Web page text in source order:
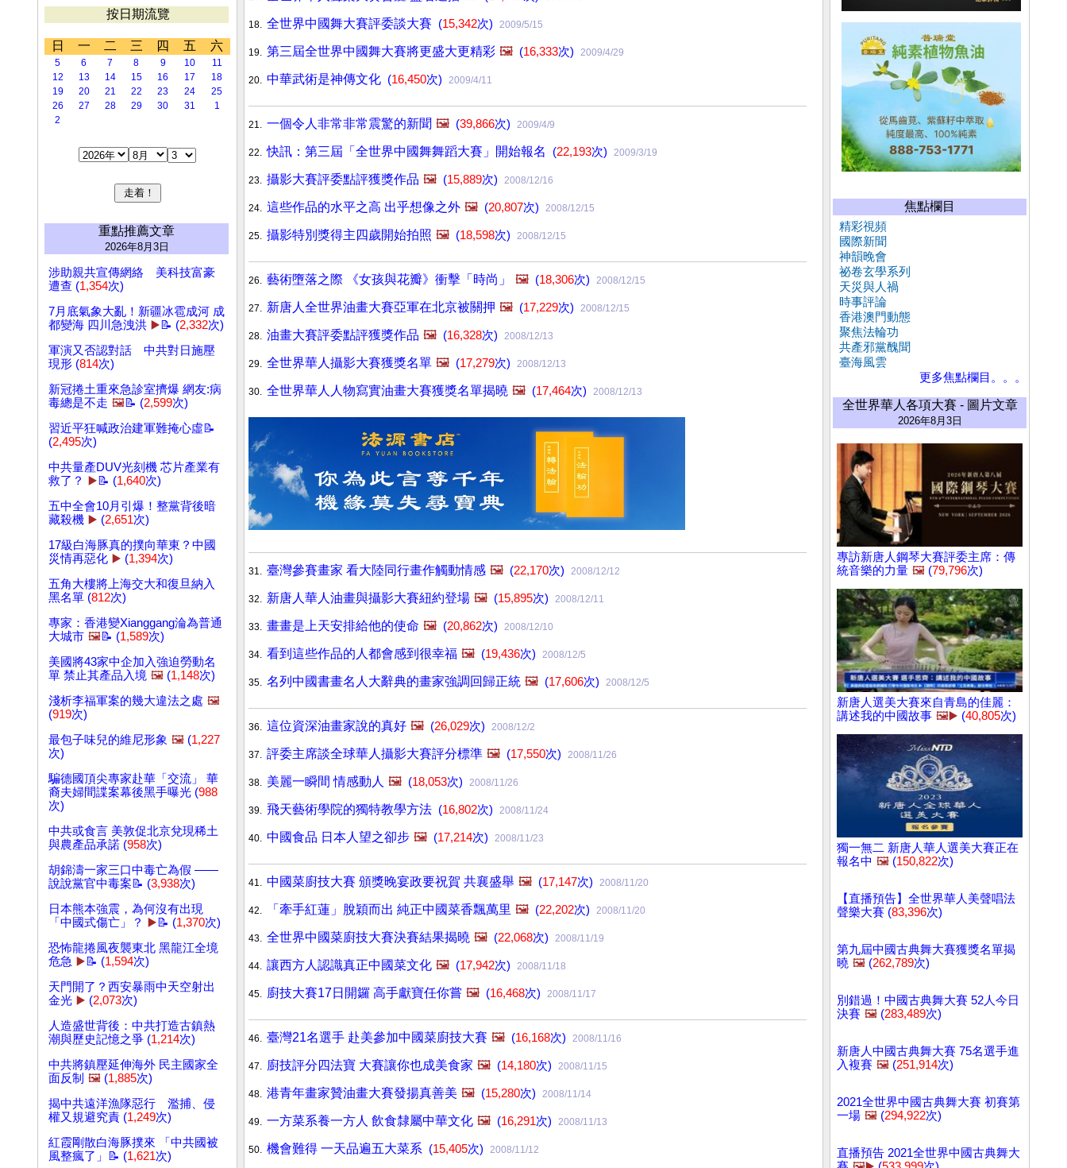
按日期流覽
日 一 二 三 四 五 六
5 6 7 8 9 10
11
12
13 14 15 16 17
18
19
20 21 22 23 24
25
26
27 28 29 30 31
1
2
重點推薦文章
2026年8月3日
涉助親共宣傳網絡 美科技富豪
遭查 (1,354次)
7月底氣象大亂！新疆冰雹成河 成
都變海 四川急洩洪 ▶️📝 (2,332次)
軍演又否認對話 中共對日施壓
現形 (814次)
新冠捲土重來急診室擠爆 網友:病
毒總是不走 🖼️📝 (2,599次)
習近平狂喊政治建軍難掩心虛📝
(2,495次)
中共量產DUV光刻機 芯片產業有
救了？
▶️📝 (1,640次)
五中全會10月引爆！整黨背後暗
藏殺機 ▶️ (2,651次)
17級白海豚真的撲向華東？中國
災情再惡化 ▶️ (1,394次)
五角大樓將上海交大和復旦納入
黑名單 (812次)
專家：香港變Xianggang淪為普通
大城市 🖼️📝 (1,589次)
美國將43家中企加入強迫勞動名
單 禁止其產品入境 🖼️ (1,148次)
淺析李福軍案的幾大違法之處 🖼️
(919次)
最包子味兒的維尼形象 🖼️ (1,227
次)
騙德國頂尖專家赴華「交流」 華
裔夫婦間諜案幕後黑手曝光 (988
次)
中共或食言 美敦促北京兌現稀土
與農產品承諾 (958次)
胡錦濤一家三口中毒亡為假 ——
說說黨官中毒案📝 (3,938次)
日本熊本強震，為何沒有出現
「中國式傷亡」？
▶️📝 (1,370次)
恐怖龍捲風夜襲東北 黑龍江全境
危急 ▶️📝 (1,594次)
天門開了？西安暴雨中天空射出
金光 ▶️ (2,073次)
人造盛世背後：中共打造古鎮熱
潮與歷史記憶之爭 (1,214次)
中共將鎮壓延伸海外 民主國家全
面反制 🖼️ (1,885次)
揭中共遠洋漁隊惡行 濫捕、侵
權又規避究責 (1,249次)
紅霞剛散白海豚撲來 「中共國被
風整瘋了」📝 (1,621次)
18. 全世界中國舞大賽評委談大賽 (15,342次) 2009/5/15
19. 第三屆全世界中國舞大賽將更盛大更精彩 🖼️ (16,333次) 2009/4/29
20. 中華武術是神傳文化 (16,450次) 2009/4/11
21. 一個令人非常非常震驚的新聞 🖼️ (39,866次) 2009/4/9
22.快訊：第三屆「全世界中國舞舞蹈大賽」開始報名 (22,193次) 2009/3/19
23. 攝影大賽評委點評獲獎作品 🖼️ (15,889次) 2008/12/16
24. 這些作品的水平之高 出乎想像之外 🖼️ (20,807次) 2008/12/15
25. 攝影特別獎得主四歲開始拍照 🖼️ (18,598次) 2008/12/15
26. 藝術墮落之際 《女孩與花瓣》衝擊「時尚」 🖼️ (18,306次) 2008/12/15
27. 新唐人全世界油畫大賽亞軍在北京被關押 🖼️ (17,229次) 2008/12/15
28. 油畫大賽評委點評獲獎作品 🖼️ (16,328次) 2008/12/13
29. 全世界華人攝影大賽獲獎名單 🖼️ (17,279次) 2008/12/13
30. 全世界華人人物寫實油畫大賽獲獎名單揭曉 🖼️ (17,464次) 2008/12/13
31. 臺灣參賽畫家 看大陸同行畫作觸動情感 🖼️ (22,170次) 2008/12/12
32. 新唐人華人油畫與攝影大賽紐約登場 🖼️ (15,895次) 2008/12/11
33. 畫畫是上天安排給他的使命 🖼️ (20,862次) 2008/12/10
34. 看到這些作品的人都會感到很幸福 🖼️ (19,436次) 2008/12/5
35. 名列中國書畫名人大辭典的畫家強調回歸正統 🖼️ (17,606次) 2008/12/5
36. 這位資深油畫家說的真好 🖼️ (26,029次) 2008/12/2
37. 評委主席談全球華人攝影大賽評分標準 🖼️ (17,550次) 2008/11/26
38. 美麗一瞬間 情感動人 🖼️ (18,053次) 2008/11/26
39. 飛天藝術學院的獨特教學方法 (16,802次) 2008/11/24
40. 中國食品 日本人望之卻步 🖼️ (17,214次) 2008/11/23
41. 中國菜廚技大賽 頒獎晚宴政要祝賀 共襄盛舉 🖼️ (17,147次) 2008/11/20
42. 「牽手紅蓮」脫穎而出 純正中國菜香飄萬里 🖼️ (22,202次) 2008/11/20
43. 全世界中國菜廚技大賽決賽結果揭曉 🖼️ (22,068次) 2008/11/19
44. 讓西方人認識真正中國菜文化 🖼️ (17,942次) 2008/11/18
45. 廚技大賽17日開鑼 高手獻寶任你嘗 🖼️ (16,468次) 2008/11/17
46. 臺灣21名選手 赴美參加中國菜廚技大賽 🖼️ (16,168次) 2008/11/16
47. 廚技評分四法寶 大賽讓你也成美食家 🖼️ (14,180次) 2008/11/15
48. 港青年畫家贊油畫大賽發揚真善美 🖼️ (15,280次) 2008/11/14
49. 一方菜系養一方人 飲食隸屬中華文化 🖼️ (16,291次) 2008/11/13
50. 機會難得 一天品遍五大菜系 (15,405次) 2008/11/12
焦點欄目
精彩視頻
國際新聞
神韻晚會
祕卷玄學系列
天災與人禍
時事評論
香港澳門動態
聚焦法輪功
共產邪黨醜聞
臺海風雲
更多焦點欄目。。。
全世界華人各項大賽 - 圖片文章
2026年8月3日
專訪新唐人鋼琴大賽評委主席：傳
統音樂的力量 🖼️ (79,796次)
新唐人選美大賽來自青島的佳麗：
講述我的中國故事 🖼️▶️ (40,805次)
獨一無二 新唐人華人選美大賽正在
報名中 🖼️ (150,822次)
【直播預告】全世界華人美聲唱法
聲樂大賽 (83,396次)
第九屆中國古典舞大賽獲獎名單揭
曉 🖼️ (262,789次)
別錯過！中國古典舞大賽 52人今日
決賽 🖼️ (283,489次)
新唐人中國古典舞大賽 75名選手進
入複賽 🖼️ (251,914次)
2021全世界中國古典舞大賽 初賽第
一場 🖼️ (294,922次)
直播預告 2021全世界中國古典舞大